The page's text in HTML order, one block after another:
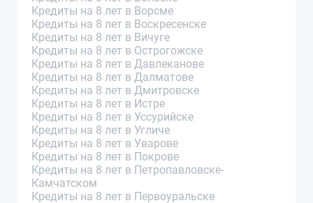
Кредиты на 8 лет в Ворсме
Кредиты на 8 лет в Воскресенске
Кредиты на 8 лет в Вичуге
Кредиты на 8 лет в Острогожске
Кредиты на 8 лет в Давлеканове
Кредиты на 8 лет в Далматове
Кредиты на 8 лет в Дмитровске
Кредиты на 8 лет в Истре
Кредиты на 8 лет в Уссурийске
Кредиты на 8 лет в Угличе
Кредиты на 8 лет в Уварове
Кредиты на 8 лет в Покрове
Кредиты на 8 лет в Петропавловске-
Камчатском
Кредиты на 8 лет в Первоуральске